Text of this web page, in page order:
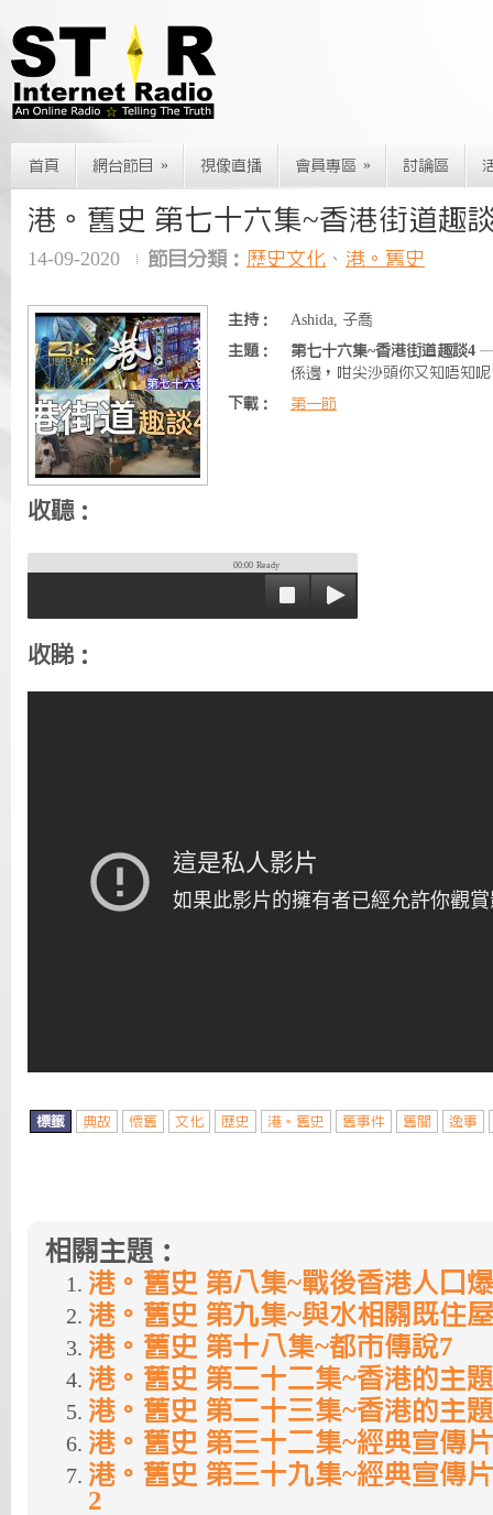
首頁 網台節目 » 視像直播 會員專區 » 討論區
港。舊史 第七十六集~香港街道趣
14-09-2020 節目分類： 歷史文化 、 港。舊史
主持：
Ashida, 子喬
主題：
第七十六集~香港街道趣談4 —
係邊，咁尖沙頭你又知唔知
下載：
第一節
收聽：
00:00 Ready
收睇：
標籤 典故 懷舊 文化 歷史 港。舊史 舊事件 舊聞 逸事
相關主題：
港。舊史 第八集~戰後香港人口
港。舊史 第九集~與水相關既住屋
港。舊史 第十八集~都市傳說7
港。舊史 第二十二集~香港的主
港。舊史 第二十三集~香港的主
港。舊史 第三十二集~經典宣傳
港。舊史 第三十九集~經典宣傳
2